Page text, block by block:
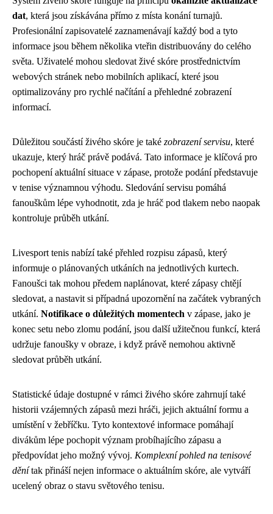
dat, která jsou získávána přímo z místa konání turnajů.
Profesionální zapisovatelé zaznamenávají každý bod a tyto
informace jsou během několika vteřin distribuovány do celého
světa. Uživatelé mohou sledovat živé skóre prostřednictvím
webových stránek nebo mobilních aplikací, které jsou
optimalizovány pro rychlé načítání a přehledné zobrazení
informací.
Důležitou součástí živého skóre je také zobrazení servisu, které
ukazuje, který hráč právě podává. Tato informace je klíčová pro
pochopení aktuální situace v zápase, protože podání představuje
v tenise významnou výhodu. Sledování servisu pomáhá
fanouškům lépe vyhodnotit, zda je hráč pod tlakem nebo naopak
kontroluje průběh utkání.
Livesport tenis nabízí také přehled rozpisu zápasů, který
informuje o plánovaných utkáních na jednotlivých kurtech.
Fanoušci tak mohou předem naplánovat, které zápasy chtějí
sledovat, a nastavit si případná upozornění na začátek vybraných
utkání. Notifikace o důležitých momentech v zápase, jako je
konec setu nebo zlomu podání, jsou další užitečnou funkcí, která
udržuje fanoušky v obraze, i když právě nemohou aktivně
sledovat průběh utkání.
Statistické údaje dostupné v rámci živého skóre zahrnují také
historii vzájemných zápasů mezi hráči, jejich aktuální formu a
umístění v žebříčku. Tyto kontextové informace pomáhají
divákům lépe pochopit význam probíhajícího zápasu a
předpovídat jeho možný vývoj. Komplexní pohled na tenisové
děnítak přináší nejen informace o aktuálním skóre, ale vytváří
ucelený obraz o stavu světového tenisu.